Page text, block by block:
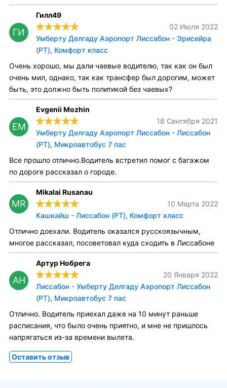
ГИ
Гилл49
02 Июля 2022
Умберту Делгаду Аэропорт Лиссабон - Эрисейра
(PT), Комфорт класс
Очень хорошо, мы дали чаевые водителю, так как он был
очень мил, однако, так как трансфер был дорогим, может
быть, это должно быть политикой без чаевых?
EM
Evgenii Mozhin
18 Сентября 2021
Умберту Делгаду Аэропорт Лиссабон - Лиссабон
(PT), Микроавтобус 7 пас
Все прошло отлично.Водитель встретил помог с багажом
по дороге рассказал о городе.
MR
Mikalai Rusanau
10 Марта 2022
Кашкайш - Лиссабон (PT), Комфорт класс
Отлично доехали. Водитель оказался русскоязычным,
многое рассказал, посоветовал куда сходить в Лиссабоне
АН
Артур Нобрега
20 Января 2022
Лиссабон - Умберту Делгаду Аэропорт Лиссабон
(PT), Микроавтобус 7 пас
Отлично. Водитель приехал даже на 10 минут раньше
расписания, что было очень приятно, и мне не пришлось
напрягаться из-за времени вылета.
Оставить отзыв